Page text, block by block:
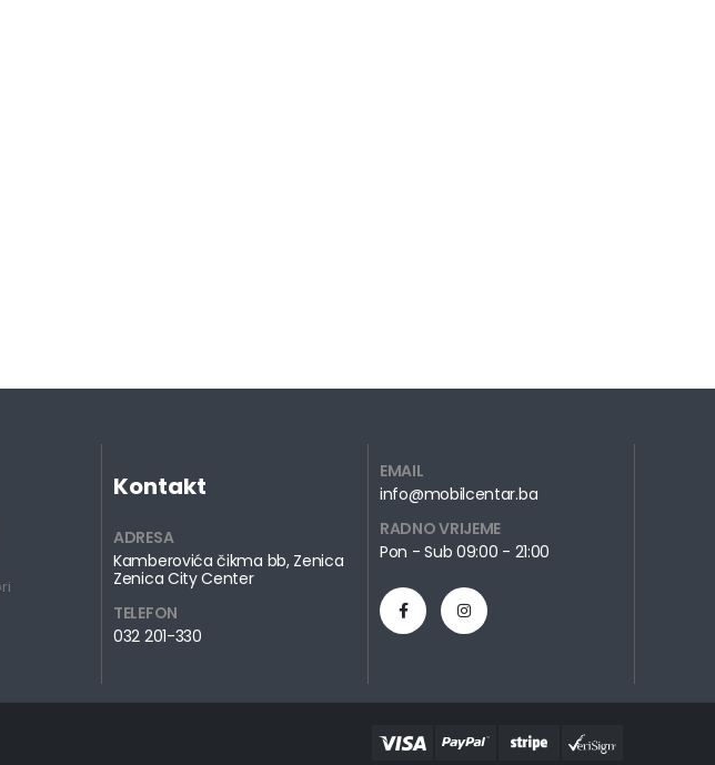
Kontakt
ADRESA
Kamberovića čikma bb, Zenica
Zenica City Center
TELEFON
032 201-330
EMAIL
info@mobilcentar.ba
RADNO VRIJEME
Pon - Sub 09:00 - 21:00